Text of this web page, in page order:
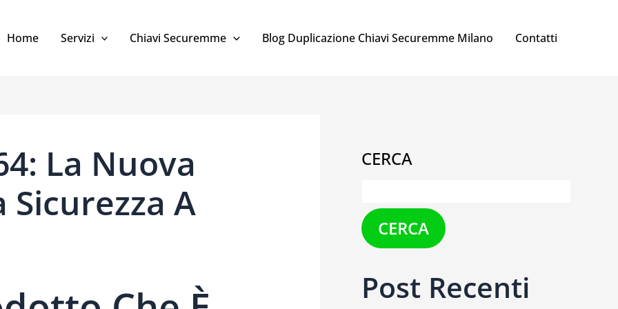
Home Servizi Chiavi Securemme Blog Duplicazione Chiavi Securemme Milano Contatti
La Nuova
A
CERCA
CERCA
Post Recenti